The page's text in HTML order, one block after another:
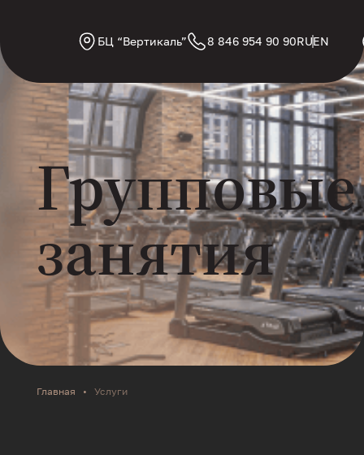
БЦ “Вертикаль” 8 846 954 90 90RUEN
Групповые
занятия
Главная • Услуги